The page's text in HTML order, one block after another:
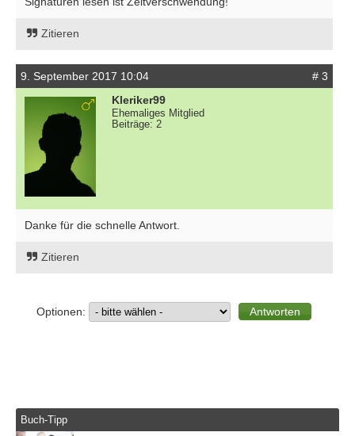
Zitieren
9. September 2017 10:04
# 3
Kleriker99
Ehemaliges Mitglied
Beiträge: 2
Danke für die schnelle Antwort.
Zitieren
Optionen:
Buch-Tipp